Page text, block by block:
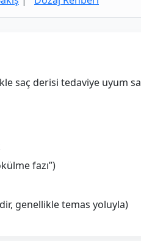
saç derisi tedaviye uyum
fazı”)
genellikle temas yoluyla)